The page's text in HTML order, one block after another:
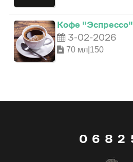
Кофе
3-02-2026
70 мл|150
0
2
3
6
4
8 2